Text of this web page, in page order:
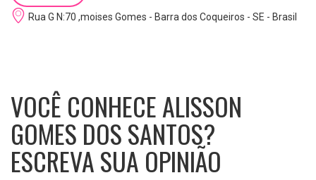
Médio Incompleto
Profissao:
Estutande
Rua G N:70 ,moises Gomes - Barra dos Coqueiros - SE - Brasil
VOCÊ CONHECE ALISSON
GOMES DOS SANTOS?
ESCREVA SUA OPINIÃO